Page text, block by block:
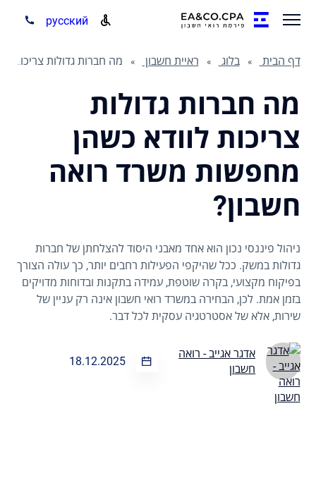
русский
דף הבית בלוג ראיית חשבון מה חברות גדולות צריכות לוודא כשהן מחפשות משרד רואה חשבון
מה חברות גדולות
צריכות לוודא כשהן
מחפשות משרד רואה
חשבון?
ניהול פיננסי נכון הוא אחד מאבני היסוד להצלחתן של חברות
גדולות במשק. ככל שהיקפי הפעילות רחבים יותר, כך עולה הצורך
בפיקוח מקצועי, בקרה שוטפת, עמידה בתקנות ובדוחות מדויקים
בזמן אמת. לכן, הבחירה במשרד רואי חשבון אינה רק עניין של
שירות, אלא של אסטרטגיה עסקית לכל דבר.
אדגר אגייב - רואה
חשבון
18.12.2025